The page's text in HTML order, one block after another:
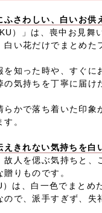
ふさわしい、白いお供
）」は、喪中お見舞
白い花だけでまとめた
を知った時や、すぐに
の気持ちを丁寧に届け
らかで落ち着いた印象
。
きれない気持ちを白
故人を偲ぶ気持ちと、
りものです。
）は、白一色でまとめ
ので、派手すぎず、失